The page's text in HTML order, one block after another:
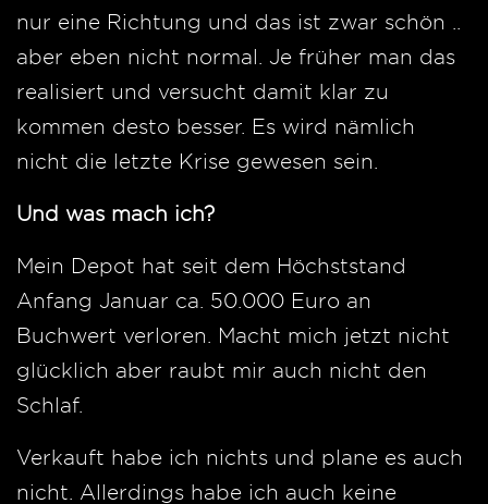
nur eine Richtung und das ist zwar schön ..
aber eben nicht normal. Je früher man das
realisiert und versucht damit klar zu
kommen desto besser. Es wird nämlich
nicht die letzte Krise gewesen sein.
Und was mach ich?
Mein Depot hat seit dem Höchststand
Anfang Januar ca. 50.000 Euro an
Buchwert verloren. Macht mich jetzt nicht
glücklich aber raubt mir auch nicht den
Schlaf.
Verkauft habe ich nichts und plane es auch
nicht. Allerdings habe ich auch keine